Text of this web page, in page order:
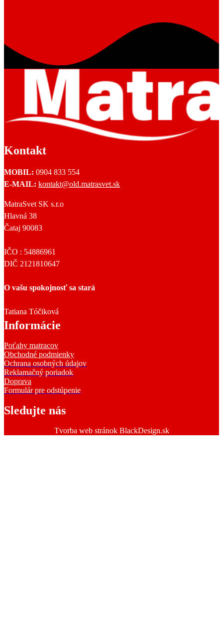
Kontakt
MOBIL: 0904 833 554
E-MAIL: kontakt@old.matrasvet.sk
MatraSvet SK s.r.o
Hlavná 38
Čataj 90083
IČO : 54886961
DIČ 2121810647
O vašu spokojnosť sa stará
Tatiana Tóčiková
Informácie
Poťahy matracov
Obchodné podmienky
Ochrana osobných údajov
Reklamačný poriadok
Doprava
Formulár pre odstúpenie
Sledujte nás
Tvorba web stránok BlackDesign.sk